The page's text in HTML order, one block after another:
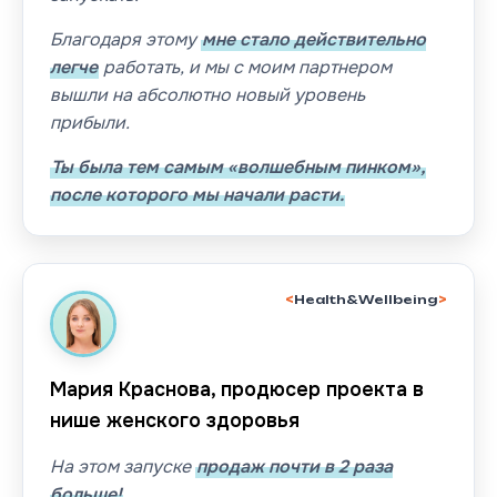
Благодаря этомумне стало действительно
легче работать, и мы с моим партнером
вышли на абсолютно новый уровень
прибыли.
Ты была тем самым «волшебным пинком»,
после которого мы начали расти.
Health&Wellbeing
Мария Краснова, продюсер проекта в
нише женского здоровья
На этом запускепродаж почти в 2 раза